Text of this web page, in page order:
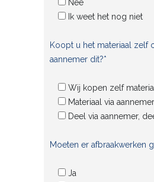
Nee
Ik weet het nog niet
Koopt u het materiaal zelf
aannemer dit?*
Wij kopen zelf
Materiaal via aannemer
Deel via aannemer,
Moeten er afbraakwerken
Ja